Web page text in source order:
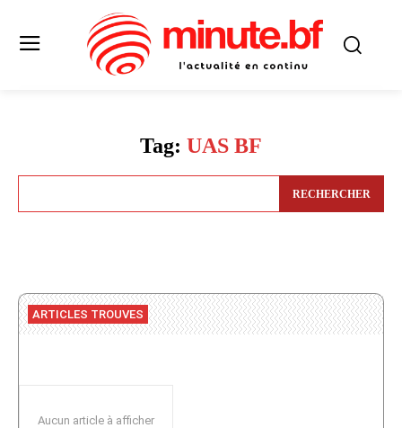
Tag: UAS BF
RECHERCHER
ARTICLES TROUVES
Aucun article à afficher